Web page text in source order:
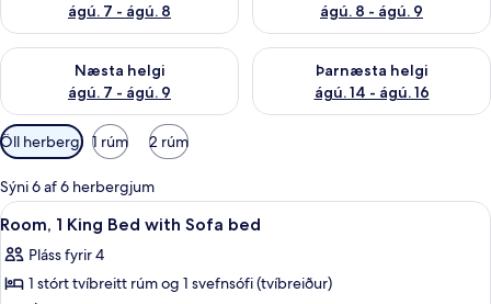
ágú. 7 - ágú. 8
ágú. 8 - ágú. 9
Næsta helgi
ágú. 7 - ágú. 9
Athuga framboð næstu helgi ágú. 7 - ágú. 9
Þarnæsta helgi
ágú. 14 - ágú. 16
Athuga framboð þarnæstu
Síur
í
boði
fyrir
herbergi
Öll herbergi 1 rúm 2 rúm
Sýni 6 af 6 herbergjum
Skoða
allar
myndir
fyrir
Rúmföt af bestu gerð, dúnsængur,
7
Room, 1 King Bed with Sofa bed
Pláss fyrir 4
1 stórt tvíbreitt rúm og 1 svefnsófi (tvíbreiður)